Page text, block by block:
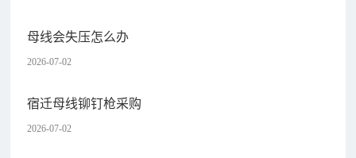
母线会失压怎么办
2026-07-02
宿迁母线铆钉枪采购
2026-07-02